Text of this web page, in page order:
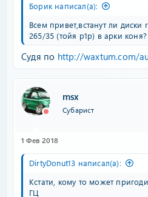
Борик написал(а):
Всем привет,встанут ли диски
265/35 (тойя р1р) в арки коня?
Судя по http://waxtum.com/
msx
Субарист
1 Фев 2018
DirtyDonut13 написал(а):
Кстати, кому то может
ГЦ